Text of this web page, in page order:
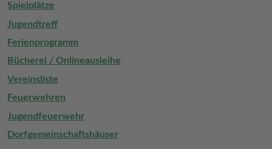
Spielplätze
Jugendtreff
Ferienprogramm
Bücherei / Onlineausleihe
Vereinsliste
Feuerwehren
Jugendfeuerwehr
Dorfgemeinschaftshäuser